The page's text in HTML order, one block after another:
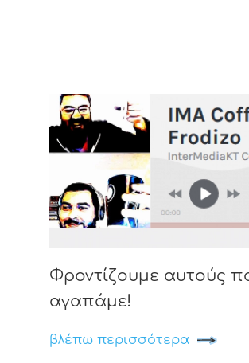
Φροντίζουμε αυτούς
αγαπάμε!
βλέπω περισσότερα